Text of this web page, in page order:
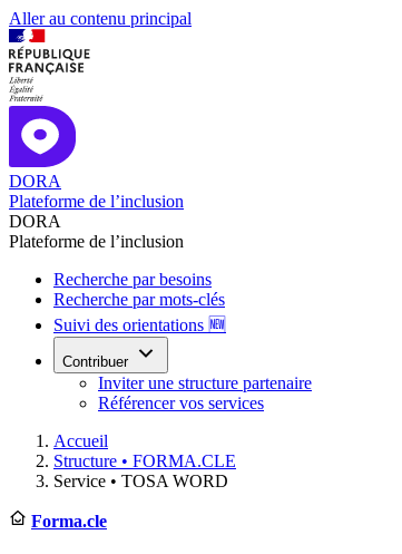
Aller au contenu principal
DORA
Plateforme de l’inclusion
DORA
Plateforme de l’inclusion
Recherche par besoins
Recherche par mots-clés
Suivi des orientations 🆕
Contribuer
Inviter une structure partenaire
Référencer vos services
Accueil
Structure • FORMA.CLE
Service • TOSA WORD
Forma.cle